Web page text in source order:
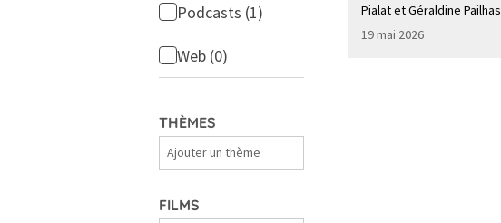
Podcasts (1)
Web (0)
THÈMES
FILMS
Pialat et Géraldine Pailhas
19 mai 2026